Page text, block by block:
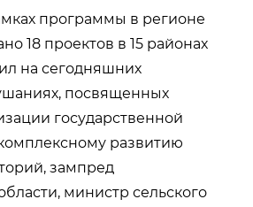
программы в регионе
18 проектов в 15 районах
на сегодняшних
посвященных
государственной
развитию
зампред
министр сельского